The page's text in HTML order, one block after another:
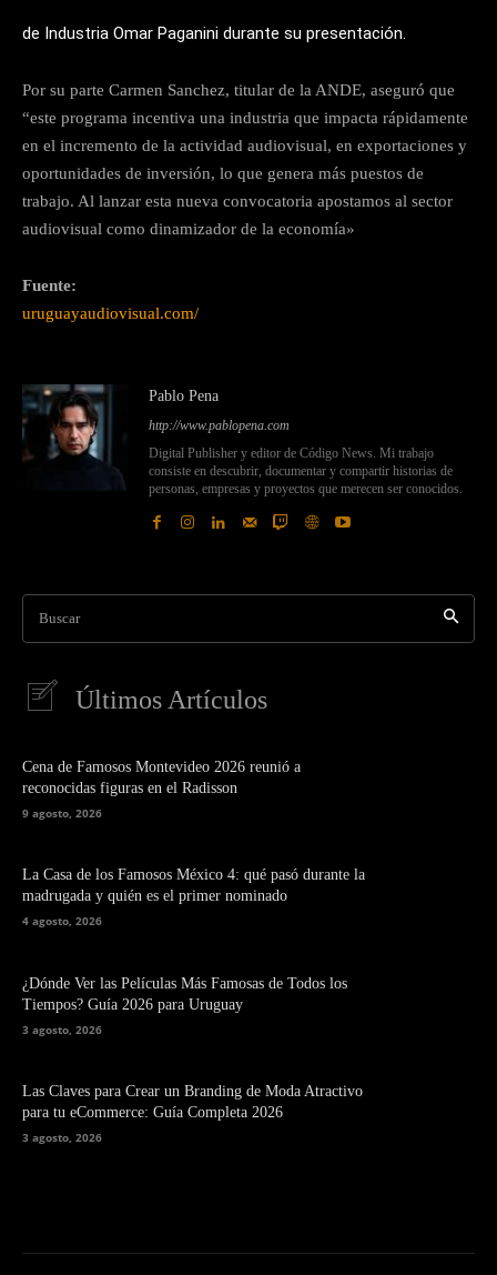
de Industria Omar Paganini durante su presentación.
Por su parte Carmen Sanchez, titular de la ANDE, aseguró que
“este programa incentiva una industria que impacta rápidamente
en el incremento de la actividad audiovisual, en exportaciones y
oportunidades de inversión, lo que genera más puestos de
trabajo. Al lanzar esta nueva convocatoria apostamos al sector
audiovisual como dinamizador de la economía»
Fuente:
uruguayaudiovisual.com/
Pablo Pena
http://www.pablopena.com
Digital Publisher y editor de Código News. Mi trabajo
consiste en descubrir, documentar y compartir historias de
personas, empresas y proyectos que merecen ser conocidos.
Buscar
Últimos Artículos
Cena de Famosos Montevideo 2026 reunió a
reconocidas figuras en el Radisson
9 agosto, 2026
La Casa de los Famosos México 4: qué pasó durante la
madrugada y quién es el primer nominado
4 agosto, 2026
¿Dónde Ver las Películas Más Famosas de Todos los
Tiempos? Guía 2026 para Uruguay
3 agosto, 2026
Las Claves para Crear un Branding de Moda Atractivo
para tu eCommerce: Guía Completa 2026
3 agosto, 2026